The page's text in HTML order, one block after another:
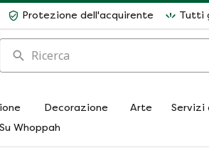
Protezione dell'acquirente Tutti
Ricerca
Decorazione Arte Servizi
Su Whoppah